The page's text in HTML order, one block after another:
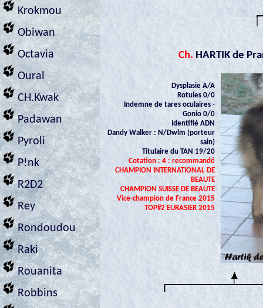
Krokmou
Obiwan
Octavia
Oural
CH.Kwak
Padawan
Pyroli
P!nk
R2D2
Rey
Rondoudou
Raki
Rouanita
Robbins
Ch. HARTIK de
Dysplasie A/A
Rotules 0/0
Indemne de tares oculaires -
Gonio 0/0
Identifié ADN
Dandy Walker : N/Dwlm (porteur
sain)
Titulaire du TAN 19/20
Cotation : 4 : recommandé
CHAMPION INTERNATIONAL DE
BEAUTE
CHAMPION SUISSE DE BEAUTE
Vice-champion de France 2015
TOP#2 EURASIER 2015